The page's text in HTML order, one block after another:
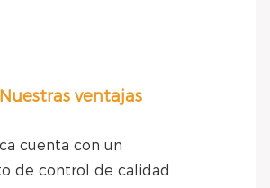
Nuestras ventajas
cuenta con un
de control de calidad